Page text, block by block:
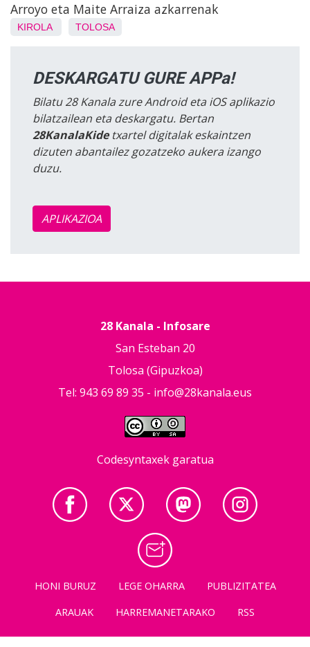
Arroyo eta Maite Arraiza azkarrenak
KIROLA TOLOSA
DESKARGATU GURE APPa!
Bilatu 28 Kanala zure Android eta iOS aplikazio
bilatzailean eta deskargatu. Bertan
28KanalaKidetxartel digitalak eskaintzen
dizuten abantailez gozatzeko aukera izango
duzu.
APLIKAZIOA
28 Kanala - Infosare
San Esteban 20
Tolosa (Gipuzkoa)
Tel: 943 69 89 35 - info@28kanala.eus
Codesyntaxek garatua
HONI BURUZ LEGE OHARRA
PUBLIZITATEA
ARAUAK
HARREMANETARAKO RSS